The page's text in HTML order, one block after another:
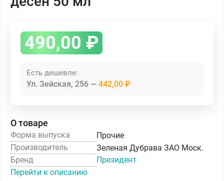
490,00 ₽
Есть дешевле:
Ул. Зейская, 256 442,00 ₽
О товаре
Форма выпуска
Прочие
Производитель
Зеленая Дубрава ЗАО Моск.
Бренд
Президент
Перейти к описанию